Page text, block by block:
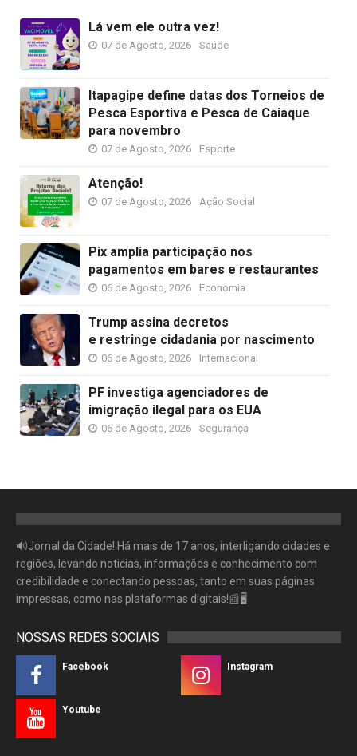
Lá vem ele outra vez!
07 de Agosto, 2026 Saúde
Itapagipe define datas dos Torneios de
Pesca Esportiva e Pesca de Caiaque
para novembro
07 de Agosto, 2026 Esporte
Atenção!
07 de Agosto, 2026 Ação Social
Pix amplia participação nos
pagamentos em bares e restaurantes
06 de Agosto, 2026 Economia
Trump assina decretos
e restringe cidadania por nascimento
06 de Agosto, 2026 Internacional
PF investiga agenciadores de
imigração ilegal para os EUA
06 de Agosto, 2026 Segurança
🔊Jornal da Cidade! Há mais de 17 anos, interligando cidades e
regiões, levando noticias, informações e conhecimento com
credibilidade e conectando pessoas, tanto em suas páginas
impressas, como nas plataformas digitais!📰🖥
NOSSAS REDES SOCIAIS
Facebook Instagram
Youtube